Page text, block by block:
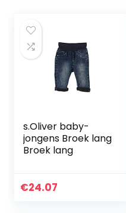
s.Oliver baby-
jongens Broek lang
Broek lang
€24.07